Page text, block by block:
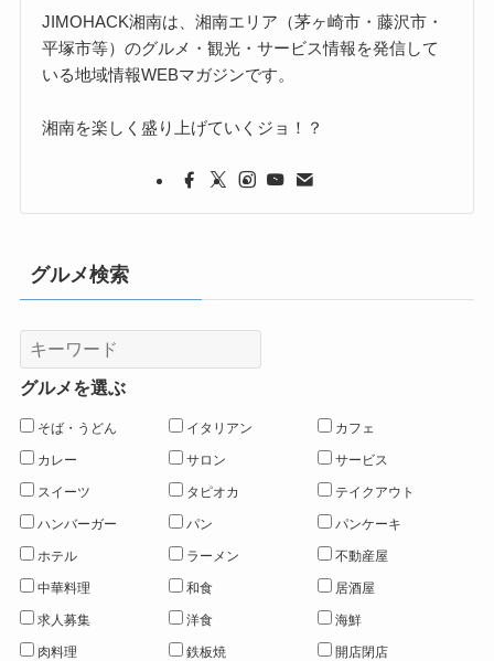
JIMOHACK湘南は、湘南エリア（茅ヶ崎市・藤沢市・
平塚市等）のグルメ・観光・サービス情報を発信して
いる地域情報WEBマガジンです。
湘南を楽しく盛り上げていくジョ！？
グルメ検索
グルメを選ぶ
そば・うどん イタリアン カフェ
カレー サロン サービス
スイーツ タピオカ テイクアウト
ハンバーガー パン パンケーキ
ホテル ラーメン 不動産屋
中華料理 和食 居酒屋
求人募集 洋食 海鮮
肉料理 鉄板焼 開店閉店